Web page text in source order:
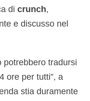
di crunch,
e discusso nel
potrebbero tradursi
ore per tutti”, a
stia duramente